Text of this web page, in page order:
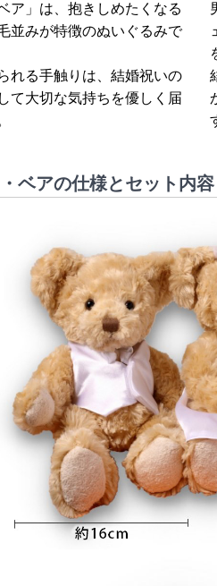
ア」は、抱きしめたくなる
並みが特徴のぬいぐるみで
れる手触りは、結婚祝いの
て大切な気持ちを優しく届
ベアの仕様とセット内容